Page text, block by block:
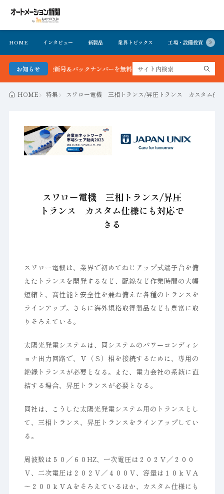
HOME インタビュー 新製品 業界トピックス 工場・設備投資
お知らせ
新聞 最新号＆バックナンバーを無料で公開中 詳細はこちら
HOME 特集 スワロー電機 三相トランス/昇圧トランス カスタム仕
スワロー電機 三相トランス/昇圧
トランス カスタム仕様にも対応で
きる
スワロー電機は、業界で初めてねじアップ式端子台を備
えたトランスを開発するなど、配線など作業時間の大幅
短縮と、高性能と安全性を兼ね備えた各種のトランスを
ラインアップ。さらに海外規格取得製品なども豊富に取
りそろえている。
太陽光発電システムは、同システムのパワーコンディシ
ョナ出力回路で、Ｖ（Ｓ）相を接続するために、専用の
絶縁トランスが必要となる。また、電力会社の系統に直
結する場合、昇圧トランスが必要となる。
同社は、こうした太陽光発電システム用のトランスとし
て、三相トランス、昇圧トランスをラインアップしてい
る。
周波数は５０／６０HZ、一次電圧は２０２Ｖ／２００
Ｖ、二次電圧は２０２Ｖ／４００Ｖ、容量は１０ｋＶＡ
～２００ｋＶＡをそろえているほか、カスタム仕様にも